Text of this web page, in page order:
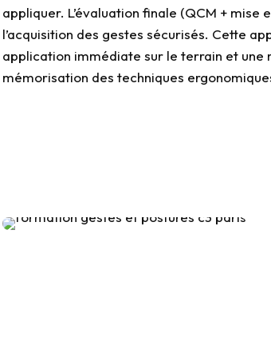
appliquer. L’évaluation finale (QCM + mise
l’acquisition des gestes sécurisés. Cette
application immédiate sur le terrain et une
mémorisation des techniques